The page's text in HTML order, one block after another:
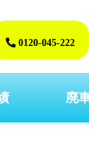
0120-045-222
廃